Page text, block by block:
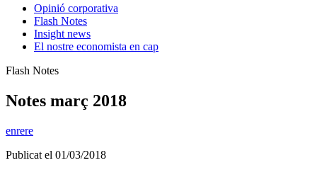
Opinió corporativa
Flash Notes
Insight news
El nostre economista en cap
Flash Notes
Notes març 2018
enrere
Publicat el 01/03/2018